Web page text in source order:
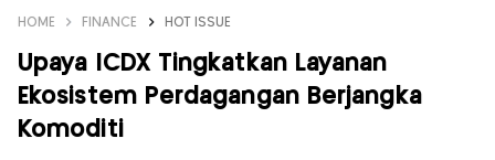
HOME FINANCE HOT ISSUE
Upaya ICDX Tingkatkan Layanan
Ekosistem Perdagangan Berjangka
Komoditi